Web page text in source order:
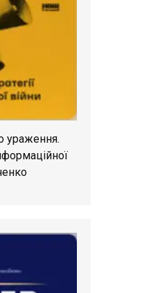
ураження.